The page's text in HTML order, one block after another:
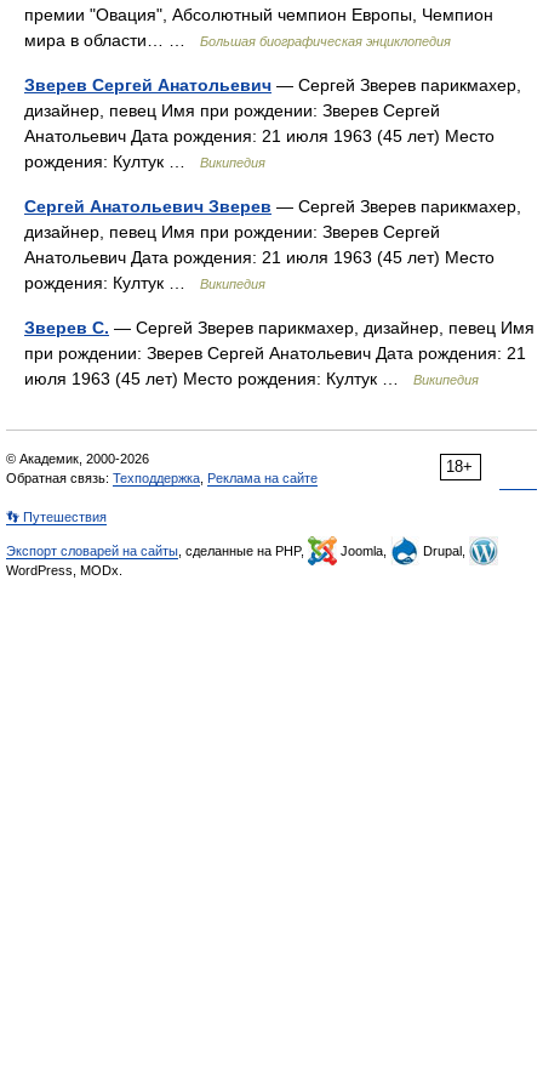
премии "Овация", Абсолютный чемпион Европы, Чемпион
мира в области… …
Большая биографическая энциклопедия
Зверев Сергей Анатольевич — Cергей Зверев парикмахер,
дизайнер, певец Имя при рождении: Зверев Сергей
Анатольевич Дата рождения: 21 июля 1963 (45 лет) Место
рождения: Култук …
Википедия
Сергей Анатольевич Зверев — Cергей Зверев парикмахер,
дизайнер, певец Имя при рождении: Зверев Сергей
Анатольевич Дата рождения: 21 июля 1963 (45 лет) Место
рождения: Култук …
Википедия
Зверев С. — Cергей Зверев парикмахер, дизайнер, певец Имя
при рождении: Зверев Сергей Анатольевич Дата рождения: 21
июля 1963 (45 лет) Место рождения: Култук …
Википедия
18+
© Академик, 2000-2026
Обратная связь: Техподдержка Реклама на сайте
👣 Путешествия
Экспорт словарей на сайты , сделанные на PHP, Joomla,
Drupal,
WordPress, MODx.